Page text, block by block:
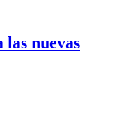
nuevas